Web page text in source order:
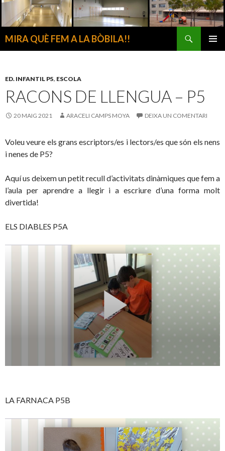
MIRA QUÈ FEM A LA BÒBILA!!
ED. INFANTIL P5, ESCOLA
RACONS DE LLENGUA – P5
20 MAIG 2021 ARACELI CAMPS MOYA DEIXA UN COMENTARI
Voleu veure els grans escriptors/es i lectors/es que són els nens
i nenes de P5?
Aquí us deixem un petit recull d’activitats dinàmiques que fem a
l’aula per aprendre a llegir i a escriure d’una forma molt
divertida!
ELS DIABLES P5A
LA FARNACA P5B